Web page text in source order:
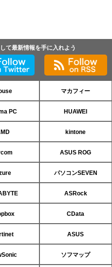
て最新情報を手に入れよう
マカフィー
PC HUAWEI
kintone
ASUS ROG
パソコンSEVEN
ASRock
CData
ASUS
ソフマップ